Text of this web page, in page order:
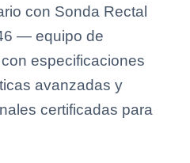
con Sonda Rectal
— equipo de
especificaciones
avanzadas y
certificadas para